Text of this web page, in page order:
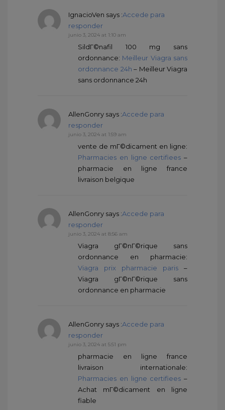
IgnacioVen says :Accede para
responder
junio 3, 2024 at 1:10 am
SildГ©nafil 100 mg sans
ordonnance: Meilleur Viagra sans
ordonnance 24h – Meilleur Viagra
sans ordonnance 24h
AllenGonry says :Accede para
responder
junio 3, 2024 at 1:59 am
vente de mГ©dicament en ligne:
Pharmacies en ligne certifiees –
pharmacie en ligne france
livraison belgique
AllenGonry says :Accede para
responder
junio 3, 2024 at 8:56 am
Viagra gГ©nГ©rique sans
ordonnance en pharmacie:
Viagra prix pharmacie paris –
Viagra gГ©nГ©rique sans
ordonnance en pharmacie
AllenGonry says :Accede para
responder
junio 3, 2024 at 5:51 pm
pharmacie en ligne france
livraison internationale:
Pharmacies en ligne certifiees –
Achat mГ©dicament en ligne
fiable